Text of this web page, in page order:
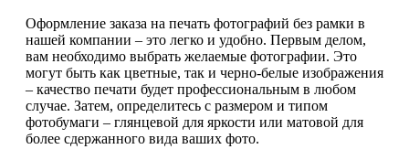
Оформление заказа на печать фотографий без рамки в
нашей компании – это легко и удобно. Первым делом,
вам необходимо выбрать желаемые фотографии. Это
могут быть как цветные, так и черно-белые изображения
– качество печати будет профессиональным в любом
случае. Затем, определитесь с размером и типом
фотобумаги – глянцевой для яркости или матовой для
более сдержанного вида ваших фото.